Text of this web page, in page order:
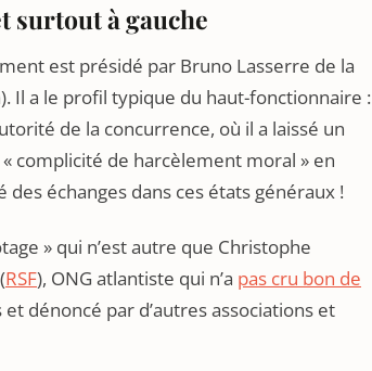
surtout à gauche
est présidé par Bruno Lasserre de la
Il a le profil typique du haut-fonctionnaire :
de la concurrence, où il a laissé un
complicité de harcèlement moral » en
échanges dans ces états généraux !
» qui n’est autre que Christophe
RSF), ONG atlantiste qui n’a pas cru bon de
dénoncé par d’autres associations et